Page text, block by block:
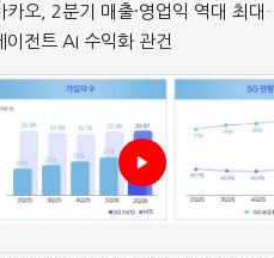
카오, 2분기 매출·영업익 역대 최
이전트 AI 수익화 관건